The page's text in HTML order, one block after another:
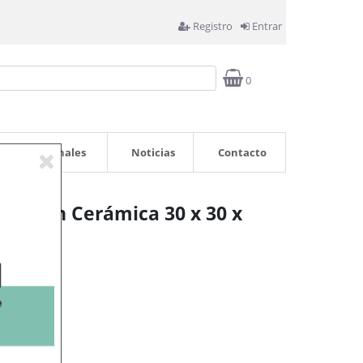
Registro Entrar
0
Profesionales Noticias Contacto
en Cerámica 30 x 30 x